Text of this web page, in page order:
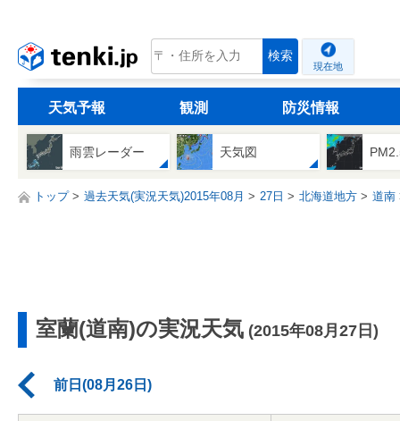
tenki.jp 検索
現在地
天気予報 観測 防災情報
雨雲レーダー 天気図
トップ 過去天気(実況天気)2015年08月 27日 北海道地方 道南
室蘭(道南)の実況天気 (2015年08月27日)
前日(08月26日)